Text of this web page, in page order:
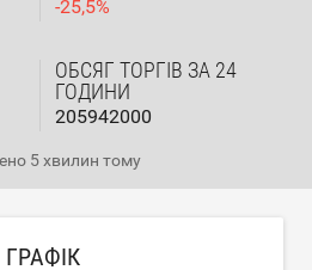
-25,5%
ОБСЯГ ТОРГІВ ЗА 24
ГОДИНИ
205942000
5 хвилин тому
ГРАФІК